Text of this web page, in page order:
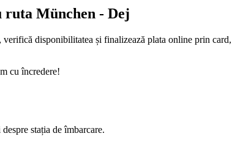
ruta München - Dej
disponibilitatea și finalizează plata online prin
cu încredere!
stația de îmbarcare.